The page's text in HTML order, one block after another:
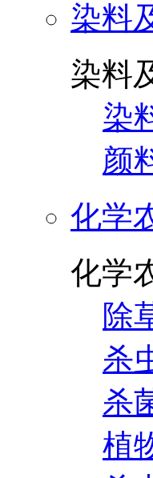
染料
染料
染
颜
化学
化学
除
杀
杀
植